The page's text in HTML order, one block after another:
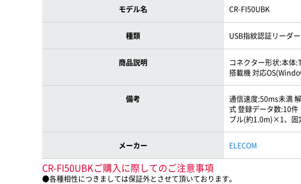
モデル名 CR-FI50UBK
種類 USB指紋認証リーダー
商品説明
コネクター形状:本体
搭載機 対応
備考
通信速度:50ms未満
式 登録データ数:10
ブル(約1.0m)×1、固
メーカー ELECOM
CR-FI50UBKご購入に際してのご注意事項
●各種相性につきましては保証外とさせて頂いております。